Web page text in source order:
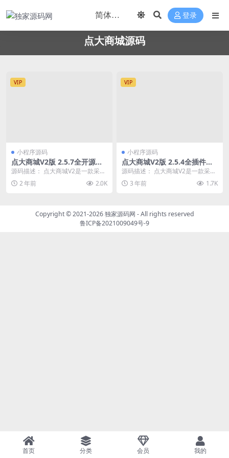
登录
点大商城源码
VIP
小程序源码
点大商城V2版 2.5.7全开源版
全插件+百度+支付宝+QQ+头
源码描述： 点大商城V2是一款采用
全新界面设计支持多端覆盖的小程
序应用，支持H5...
2 年前 2.0K
VIP
小程序源码
点大商城V2版 2.5.4全插件开
源独立版 百度+支付宝+QQ
端
源码描述： 点大商城V2是一款采用
全新界面设计支持多端覆盖的小程
序应用，支持H5...
3 年前 1.7K
Copyright © 2021-2026独家源码网 - All rights reserved
鲁ICP备2021009049号-9
首页 分类 会员 我的